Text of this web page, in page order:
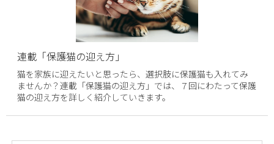
連載「保護猫の迎え方」
猫を家族に迎えたいと思ったら、選択肢に保護猫も入れてみ
ませんか？連載「保護猫の迎え方」では、７回にわたって保護
猫の迎え方を詳しく紹介していきます。